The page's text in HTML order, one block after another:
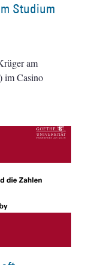
Studium
am
im Casino